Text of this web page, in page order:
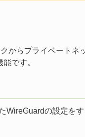
からプライベートネ
です。
WireGuardの設定を